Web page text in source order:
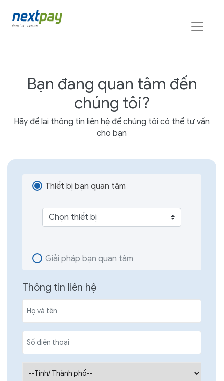
Bạn đang quan tâm đến
chúng tôi?
Hãy để lại thông tin liên hệ để chúng tôi có thể tư vấn
cho bạn
Thiết bị bạn quan tâm
Chọn thiết bị
Giải pháp bạn quan tâm
Thông tin liên hệ